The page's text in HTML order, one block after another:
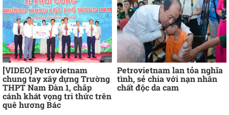
[VIDEO] Petrovietnam
chung tay xây dựng Trường
THPT Nam Đàn 1, chắp
cánh khát vọng tri thức trên
quê hương Bác
Petrovietnam lan tỏa nghĩa
tình, sẻ chia với nạn nhân
chất độc da cam